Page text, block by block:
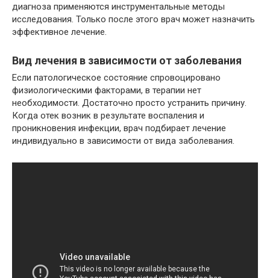
диагноза применяются инструментальные методы
исследования. Только после этого врач может назначить
эффективное лечение.
Вид лечения в зависимости от заболевания
Если патологическое состояние спровоцировано
физиологическими факторами, в терапии нет
необходимости. Достаточно просто устранить причину.
Когда отек возник в результате воспаления и
проникновения инфекции, врач подбирает лечение
индивидуально в зависимости от вида заболевания.